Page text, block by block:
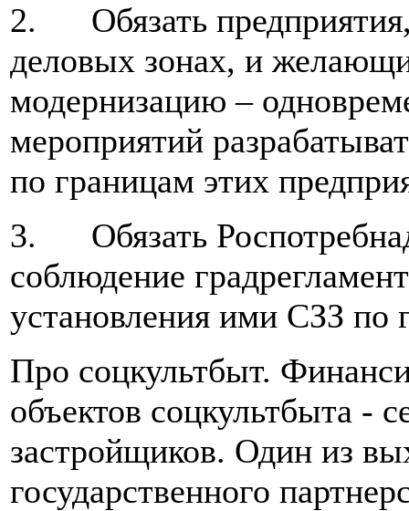
2. Обязать
деловых зонах, и
модернизацию –
мероприятий
по границам этих
3. Обязать
соблюдение
установления ими СЗЗ по
Про соцкультбыт.
объектов соцкультбыта -
застройщиков. Один из
государственного